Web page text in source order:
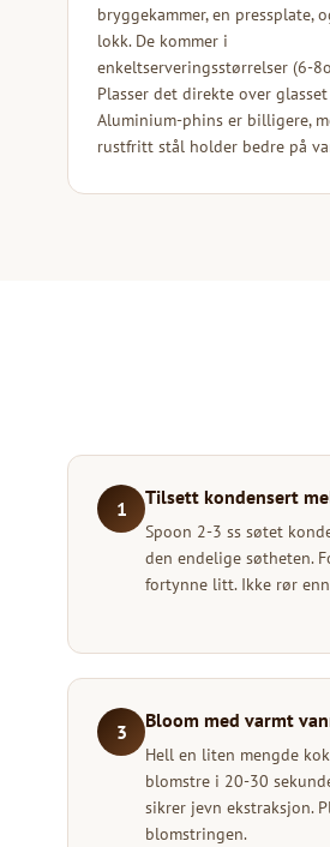
bryggekammer, en pressplate,
lokk. De kommer i
enkeltserveringsstørrelser (6-
Plasser det direkte over
Aluminium-phins er billigere,
rustfritt stål holder bedre på
1 Tilsett kondensert
Spoon 2-3 ss søtet
den endelige søtheten.
fortynne litt. Ikke rør
3 Bloom med varmt
Hell en liten mengde
blomstre i 20-30
sikrer jevn ekstraksjon.
blomstringen.